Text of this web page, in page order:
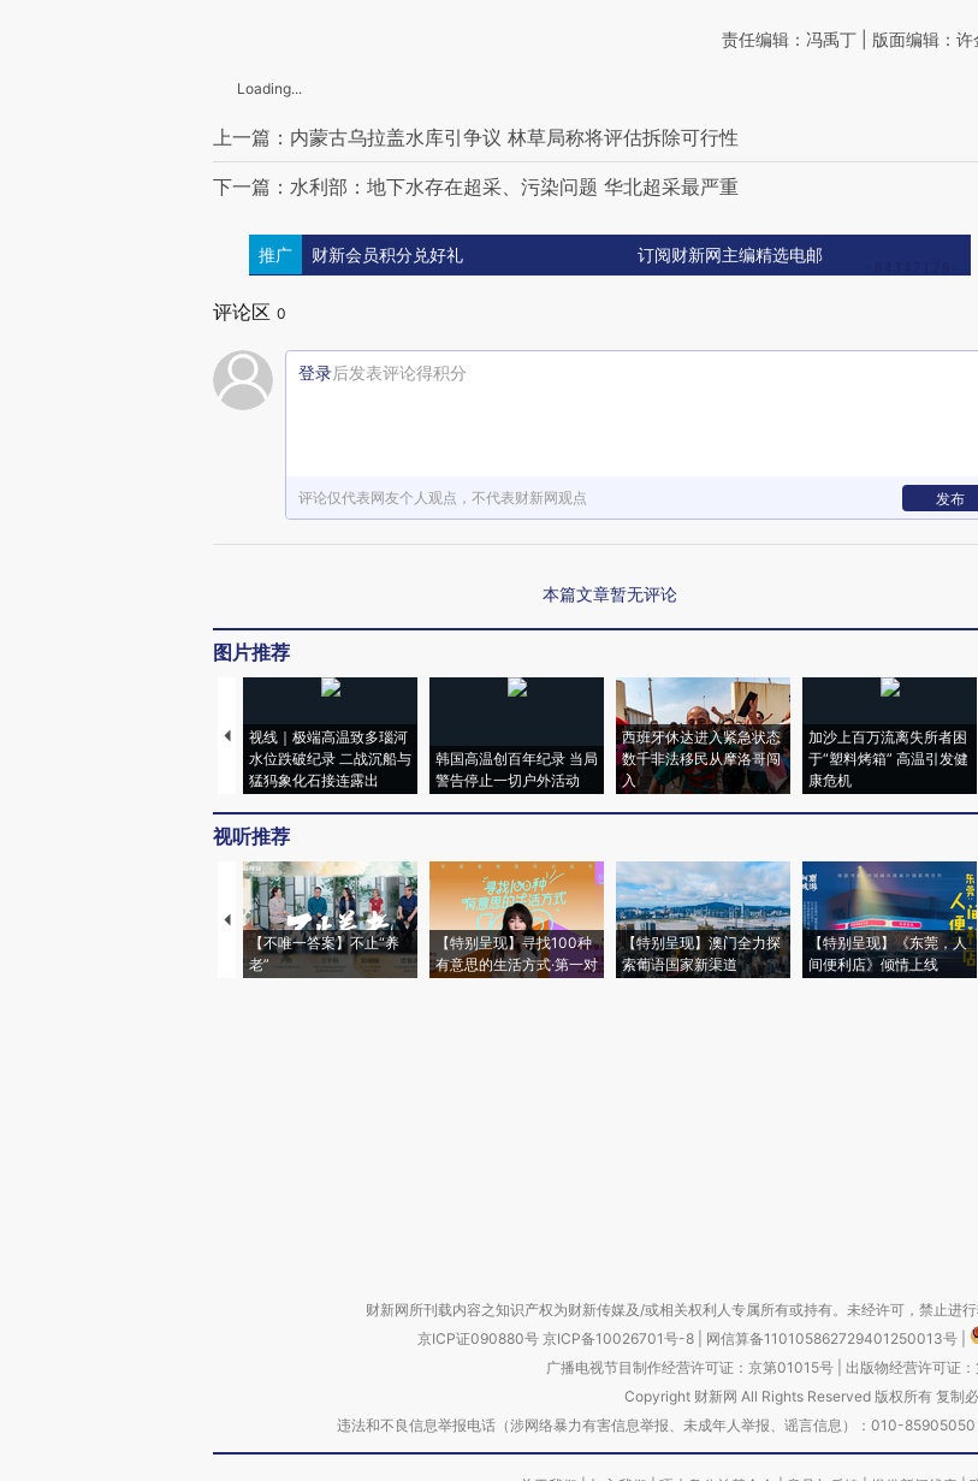
责任编辑：冯禹丁 | 版面编辑：许
Loading...
上一篇：内蒙古乌拉盖水库引争议 林草局称将评估拆除可行性
下一篇：水利部：地下水存在超采、污染问题 华北超采最严重
推广 财新会员积分兑好礼 订阅财新网主编精选电邮
评论区 0
登录后发表评论得积分
评论仅代表网友个人观点，不代表财新网观点 发布
本篇文章暂无评论
图片推荐
视线｜极端高温致多瑙河
水位跌破纪录 二战沉船与
猛犸象化石接连露出
韩国高温创百年纪录 当局
警告停止一切户外活动
西班牙休达进入紧急状态
数千非法移民从摩洛哥闯
入
加沙上百万流离失所者困
于“塑料烤箱” 高温引发健
康危机
视听推荐
【不唯一答案】不止“养
老”
【特别呈现】寻找100种
有意思的生活方式·第一对
【特别呈现】澳门全力探
索葡语国家新渠道
【特别呈现】《东莞，人
间便利店》倾情上线
财新网所刊载内容之知识产权为财新传媒及/或相关权利人专属所有或持有。未经许可，禁止进
京ICP证090880号 京ICP备10026701号-8 网信算备110105862729401250013号
广播电视节目制作经营许可证：京第01015号| 出版物经营许可证
Copyright 财新网 All Rights Reserved 版权所有 复制
违法和不良信息举报电话（涉网络暴力有害信息举报、未成年人举报、谣言信息）：010-